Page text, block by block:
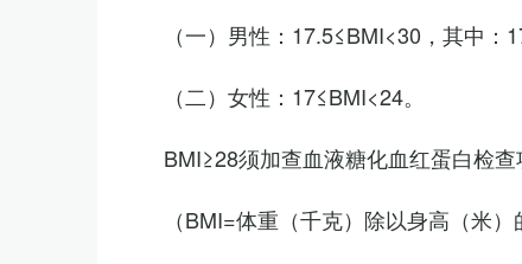
（一）男性：17.5≤BMI<30，其中：
（二）女性：17≤BMI<24。
BMI≥28须加查血液糖化血红蛋白检
（BMI=体重（千克）除以身高（米）